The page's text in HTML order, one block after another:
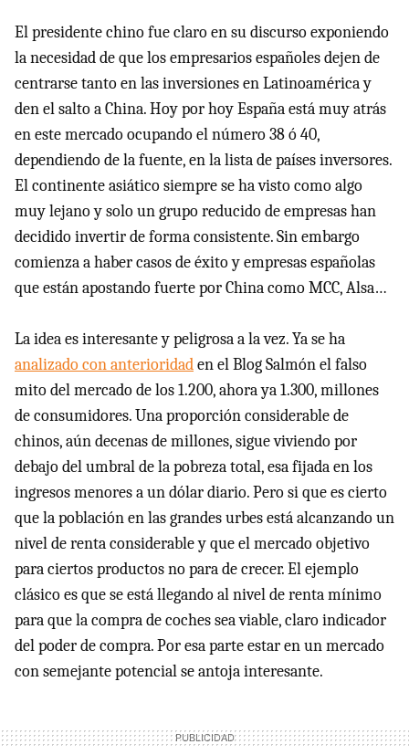
El presidente chino fue claro en su discurso exponiendo
la necesidad de que los empresarios españoles dejen de
centrarse tanto en las inversiones en Latinoamérica y
den el salto a China. Hoy por hoy España está muy atrás
en este mercado ocupando el número 38 ó 40,
dependiendo de la fuente, en la lista de países inversores.
El continente asiático siempre se ha visto como algo
muy lejano y solo un grupo reducido de empresas han
decidido invertir de forma consistente. Sin embargo
comienza a haber casos de éxito y empresas españolas
que están apostando fuerte por China como MCC, Alsa…
La idea es interesante y peligrosa a la vez. Ya se ha
analizado con anterioridaden el Blog Salmón el falso
mito del mercado de los 1.200, ahora ya 1.300, millones
de consumidores. Una proporción considerable de
chinos, aún decenas de millones, sigue viviendo por
debajo del umbral de la pobreza total, esa fijada en los
ingresos menores a un dólar diario. Pero si que es cierto
que la población en las grandes urbes está alcanzando un
nivel de renta considerable y que el mercado objetivo
para ciertos productos no para de crecer. El ejemplo
clásico es que se está llegando al nivel de renta mínimo
para que la compra de coches sea viable, claro indicador
del poder de compra. Por esa parte estar en un mercado
con semejante potencial se antoja interesante.